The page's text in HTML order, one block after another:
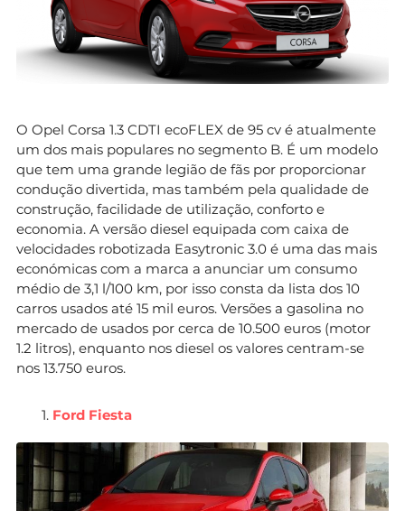
O Opel Corsa 1.3 CDTI ecoFLEX de 95 cv é atualmente
um dos mais populares no segmento B. É um modelo
que tem uma grande legião de fãs por proporcionar
condução divertida, mas também pela qualidade de
construção, facilidade de utilização, conforto e
economia. A versão diesel equipada com caixa de
velocidades robotizada Easytronic 3.0 é uma das mais
económicas com a marca a anunciar um consumo
médio de 3,1 l/100 km, por isso consta da lista dos 10
carros usados até 15 mil euros. Versões a gasolina no
mercado de usados por cerca de 10.500 euros (motor
1.2 litros), enquanto nos diesel os valores centram-se
nos 13.750 euros.
Ford Fiesta